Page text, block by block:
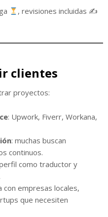
, revisiones incluidas ✍
clientes
proyectos:
: Upwork, Fiverr, Workana,
: muchas buscan
continuos.
como traductor y
con empresas locales,
que necesiten